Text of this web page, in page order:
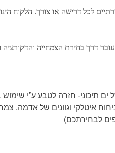
לכל דרישה או צורך. הלקוח
דרך בחירת הצמחייה והדקורציה
ים תיכוני- חזרה לטבע ע”י
איטלקי וגוונים של אדמה,
לבחירתכם)